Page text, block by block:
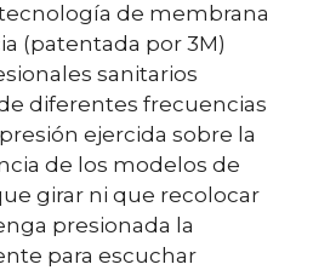
de membrana
(patentada por 3M)
sanitarios
diferentes frecuencias
ejercida sobre la
de los modelos de
girar ni que recolocar
presionada la
para escuchar